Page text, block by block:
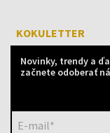
KOKULETTER
Novinky, trendy a
začnete odoberať
E-mail*